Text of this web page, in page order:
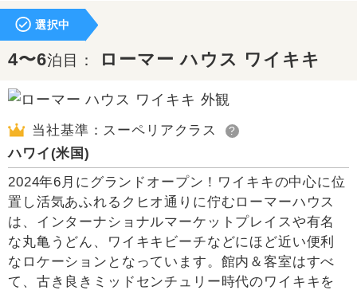
選択中
4〜6泊目： ローマー ハウス ワイキキ
当社基準：スーペリアクラス ?
ハワイ(米国)
2024年6月にグランドオープン！ワイキキの中心に位
置し活気あふれるクヒオ通りに佇むローマーハウス
は、インターナショナルマーケットプレイスや有名
な丸亀うどん、ワイキキビーチなどにほど近い便利
なロケーションとなっています。館内＆客室はすべ
て、古き良きミッドセンチュリー時代のワイキキを